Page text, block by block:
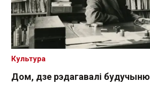
Дом, дзе рэдагавалі будучыню
Культура